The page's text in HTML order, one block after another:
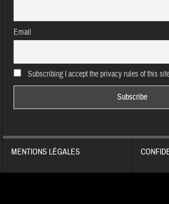
Email
Subscribing I accept the privacy rules of this
MENTIONS LÉGALES